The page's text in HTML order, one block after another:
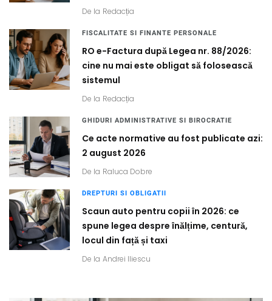
De la Redacția
FISCALITATE SI FINANTE PERSONALE
RO e-Factura după Legea nr. 88/2026:
cine nu mai este obligat să folosească
sistemul
De la Redacția
GHIDURI ADMINISTRATIVE SI BIROCRATIE
Ce acte normative au fost publicate azi:
2 august 2026
De la Raluca Dobre
DREPTURI SI OBLIGATII
Scaun auto pentru copii în 2026: ce
spune legea despre înălțime, centură,
locul din față și taxi
De la Andrei Iliescu